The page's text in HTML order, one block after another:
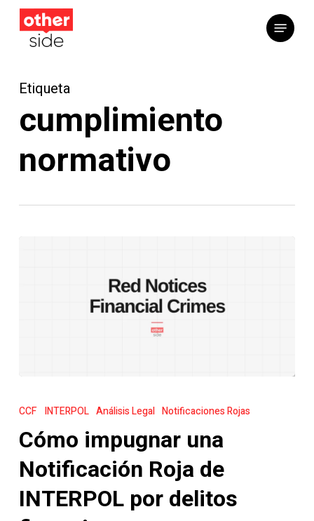
Saltar
contenido
Menú
Etiqueta
cumplimiento
normativo
impugnar
Notificación
Roja
INTERPOL
CCF INTERPOL Análisis Legal Notificaciones Rojas
Cómo impugnar una
Notificación Roja de
INTERPOL por delitos